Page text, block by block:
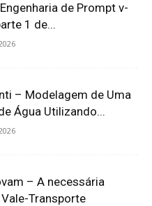
de Prompt v-
1 de...
– Modelagem de Uma
Água Utilizando...
– A necessária
Transporte